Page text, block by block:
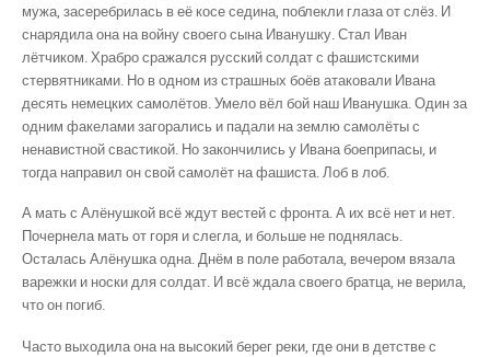
мужа, засеребрилась в её косе седина, поблекли глаза от слёз. И
снарядила она на войну своего сына Иванушку. Стал Иван
лётчиком. Храбро сражался русский солдат с фашистскими
стервятниками. Но в одном из страшных боёв атаковали Ивана
десять немецких самолётов. Умело вёл бой наш Иванушка. Один за
одним факелами загорались и падали на землю самолёты с
ненавистной свастикой. Но закончились у Ивана боеприпасы, и
тогда направил он свой самолёт на фашиста. Лоб в лоб.
А мать с Алёнушкой всё ждут вестей с фронта. А их всё нет и нет.
Почернела мать от горя и слегла, и больше не поднялась.
Осталась Алёнушка одна. Днём в поле работала, вечером вязала
варежки и носки для солдат. И всё ждала своего братца, не верила,
что он погиб.
Часто выходила она на высокий берег реки, где они в детстве с